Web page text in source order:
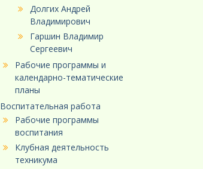
Долгих Андрей
Владимирович
Гаршин Владимир
Сергеевич
Рабочие программы и
календарно-тематические
планы
Воспитательная работа
Рабочие программы
воспитания
Клубная деятельность
техникума